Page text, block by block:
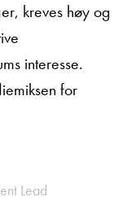
kreves høy og
interesse.
for
Lead